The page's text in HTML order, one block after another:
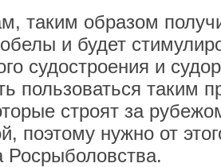
таким образом
и будет
судостроения и
пользоваться таким
строят за
поэтому нужно от
Росрыболовства.